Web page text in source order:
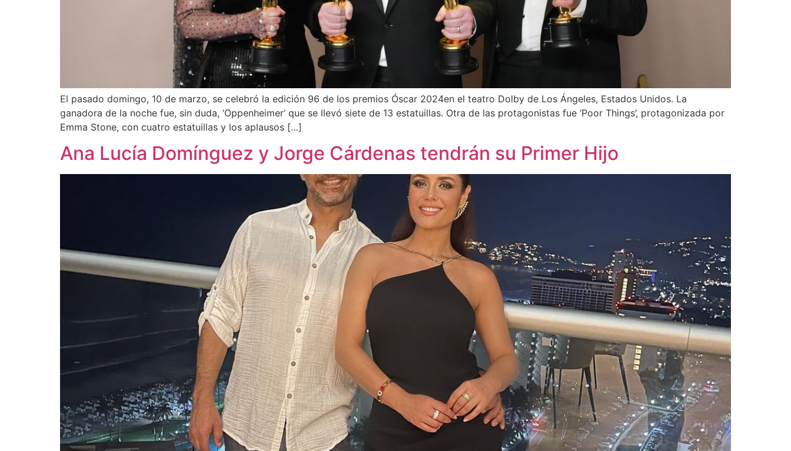
El pasado domingo, 10 de marzo, se celebró la edición 96 de los premios Óscar 2024en el teatro Dolby de Los Ángeles, Estados Unidos. La
ganadora de la noche fue, sin duda, ‘Oppenheimer’ que se llevó siete de 13 estatuillas. Otra de las protagonistas fue ‘Poor Things’, protagonizada por
Emma Stone, con cuatro estatuillas y los aplausos […]
Ana Lucía Domínguez y Jorge Cárdenas tendrán su Primer Hijo